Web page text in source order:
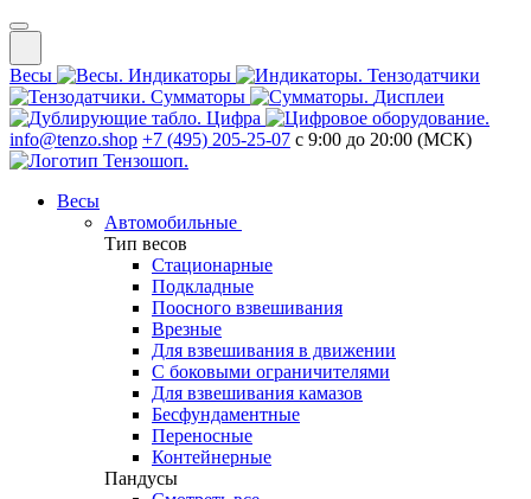
Весы Индикаторы
Тензодатчики
Сумматоры
Дисплеи
Цифра
info@tenzo.shop +7 (495) 205-25-07 с 9:00 до 20:00 (МСК)
Весы
Автомобильные
Тип весов
Стационарные
Подкладные
Поосного взвешивания
Врезные
Для взвешивания в движении
С боковыми ограничителями
Для взвешивания камазов
Бесфундаментные
Переносные
Контейнерные
Пандусы